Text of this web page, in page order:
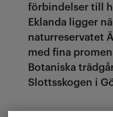
förbindelser till
Eklanda ligger
naturreservatet
med fina
Botaniska
Slottsskogen i